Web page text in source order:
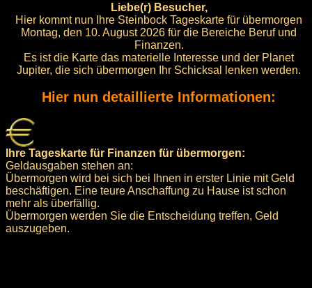
Liebe(r) Besucher,
Hier kommt nun Ihre Steinbock Tageskarte für übermorgen
Montag, den 10. August 2026 für die Bereiche Beruf und
Finanzen.
Es ist die Karte das materielle Interesse und der Planet
Jupiter, die sich übermorgen Ihr Schicksal lenken werden.
Hier nun detaillierte Informationen:
Ihre Tageskarte für Finanzen für übermorgen:
Geldausgaben stehen an:
Übermorgen wird bei sich bei Ihnen in erster Linie mit Geld
beschäftigen. Eine teure Anschaffung zu Hause ist schon
mehr als überfällig.
Übermorgen werden Sie die Entscheidung treffen, Geld
auszugeben.